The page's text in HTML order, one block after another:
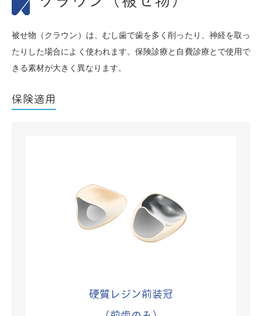
被せ物（クラウン）は、むし歯で歯を多く削ったり、神経を取っ
たりした場合によく使われます。保険診療と自費診療とで使用で
きる素材が大きく異なります。
保険適用
硬質レジン前装冠